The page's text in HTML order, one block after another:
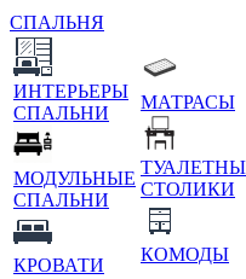
СПАЛЬНЯ
ИНТЕРЬЕРЫ
СПАЛЬНИ
МОДУЛЬНЫЕ
СПАЛЬНИ
КРОВАТИ
МАТРАСЫ
СТОЛИКИ
КОМОДЫ